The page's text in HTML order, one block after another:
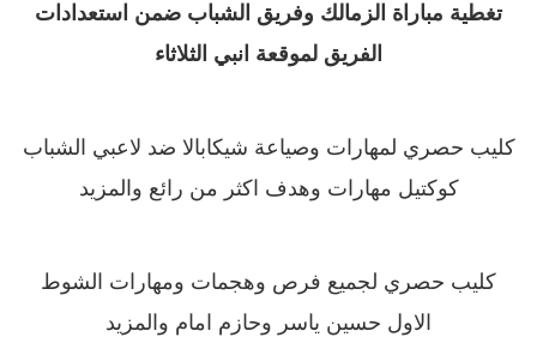
تغطية مباراة الزمالك وفريق الشباب ضمن استعدادات
الفريق لموقعة انبي الثلاثاء
كليب حصري لمهارات وصياعة شيكابالا ضد لاعبي الشباب
كوكتيل مهارات وهدف اكثر من رائع والمزيد
كليب حصري لجميع فرص وهجمات ومهارات الشوط
الاول حسين ياسر وحازم امام والمزيد